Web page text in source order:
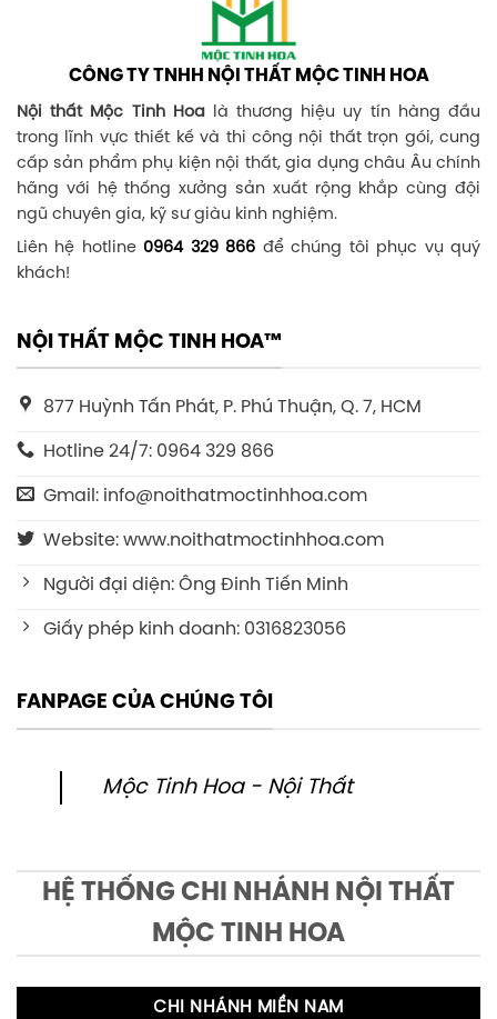
CÔNG TY TNHH NỘI THẤT MỘC TINH HOA
Nội thất Mộc Tinh Hoalà thương hiệu uy tín hàng đầu
trong lĩnh vực thiết kế và thi công nội thất trọn gói, cung
cấp sản phẩm phụ kiện nội thất, gia dụng châu Âu chính
hãng với hệ thống xưởng sản xuất rộng khắp cùng đội
ngũ chuyên gia, kỹ sư giàu kinh nghiệm.
Liên hệ hotline 0964 329 866 để chúng tôi phục vụ quý
khách!
NỘI THẤT MỘC TINH HOA™
877 Huỳnh Tấn Phát, P. Phú Thuận, Q. 7, HCM
Hotline 24/7: 0964 329 866
Gmail: info@noithatmoctinhhoa.com
Website: www.noithatmoctinhhoa.com
Người đại diện: Ông Đinh Tiến Minh
Giấy phép kinh doanh: 0316823056
FANPAGE CỦA CHÚNG TÔI
Mộc Tinh Hoa - Nội Thất
HỆ THỐNG CHI NHÁNH NỘI THẤT
MỘC TINH HOA
CHI NHÁNH MIỀN NAM